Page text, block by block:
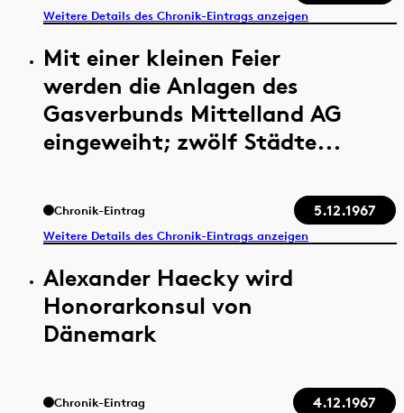
Weitere Details des Chronik-Eintrags anzeigen
Mit einer kleinen Feier
werden die Anlagen des
Gasverbunds Mittelland AG
eingeweiht; zwölf Städte...
Chronik-Eintrag 5.12.1967
Weitere Details des Chronik-Eintrags anzeigen
Alexander Haecky wird
Honorarkonsul von
Dänemark
Chronik-Eintrag 4.12.1967